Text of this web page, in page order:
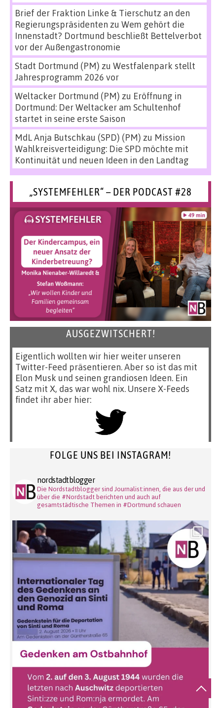
Brief der Fraktion Linke & Tierschutz an den
Regierungspräsidenten zu Wem gehört die
Innenstadt? Dortmund beschließt Bettelverbot
vor der Außengastronomie
Stadt Dortmund (PM) zu Westfalenpark stellt
Jahresprogramm 2026 vor
Weltacker Dortmund (PM) zu Eröffnung in
Dortmund: Der Weltacker am Schultenhof
startet in seine erste Saison
MdL Anja Butschkau (SPD) (PM) zu Mission
Wahlkreisverteidigung: Die SPD möchte mit
Kontinuität und neuen Ideen in den Landtag
„SYSTEMFEHLER“ – DER PODCAST #28
AUSGEZWITSCHERT!
Eigentlich wollten wir hier weiter unseren
Twitter-Feed präsentieren. Aber so ist das mit
Elon Musk und seinen grandiosen Ideen. Ein
Satz mit X, das war wohl nix. Unsere X-Feeds
findet ihr aber hier:
FOLGE UNS BEI INSTAGRAM!
nordstadtblogger
Die Nordstadtblogger sind Journalist:innen, die aus der und
über die #Nordstadt berichten und auch auf
gesamtstädtische Themen in #Dortmund schauen